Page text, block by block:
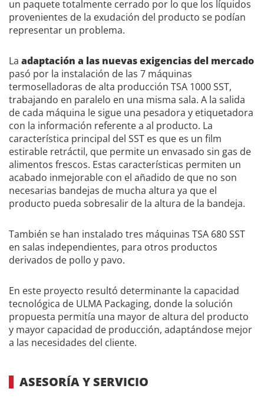
un paquete totalmente cerrado por lo que los líquidos
provenientes de la exudación del producto se podían
representar un problema.
La adaptación a las nuevas exigencias del mercado
pasó por la instalación de las 7 máquinas
termoselladoras de alta producción TSA 1000 SST,
trabajando en paralelo en una misma sala. A la salida
de cada máquina le sigue una pesadora y etiquetadora
con la información referente a al producto. La
característica principal del SST es que es un film
estirable retráctil, que permite un envasado sin gas de
alimentos frescos. Estas características permiten un
acabado inmejorable con el añadido de que no son
necesarias bandejas de mucha altura ya que el
producto pueda sobresalir de la altura de la bandeja.
También se han instalado tres máquinas TSA 680 SST
en salas independientes, para otros productos
derivados de pollo y pavo.
En este proyecto resultó determinante la capacidad
tecnológica de ULMA Packaging, donde la solución
propuesta permitía una mayor de altura del producto
y mayor capacidad de producción, adaptándose mejor
a las necesidades del cliente.
ASESORÍA Y SERVICIO